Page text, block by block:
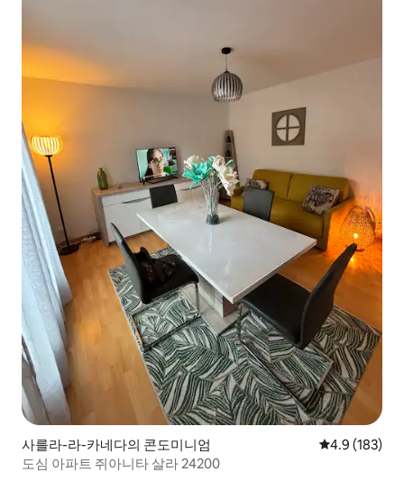
사를라-라-카네다의 콘도미니엄 평점 4.9점(5
4.9 (183)
도심 아파트 쥐아니타 살라 24200